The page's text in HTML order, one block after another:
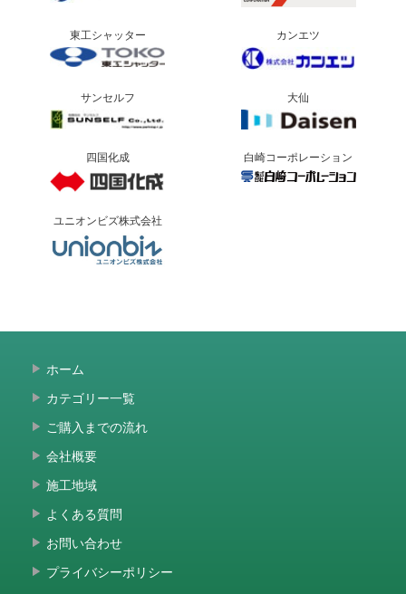
東工シャッター カンエツ
サンセルフ 大仙
四国化成 白崎コーポレーション
ユニオンビズ株式会社
ホーム
カテゴリー一覧
ご購入までの流れ
会社概要
施工地域
よくある質問
お問い合わせ
プライバシーポリシー